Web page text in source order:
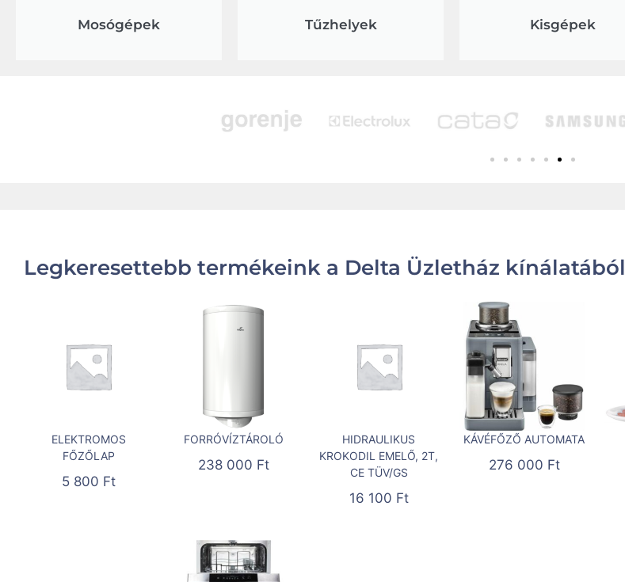
Mosógépek Tűzhelyek Kisgépek
Legkeresettebb termékeink a Delta Üzletház kínálatából
ELEKTROMOS
FŐZŐLAP
5 800 Ft
FORRÓVÍZTÁROLÓ
238 000 Ft
HIDRAULIKUS
KROKODIL EMELŐ, 2T,
CE TÜV/GS
16 100 Ft
KÁVÉFŐZŐ AUTOMATA
276 000 Ft